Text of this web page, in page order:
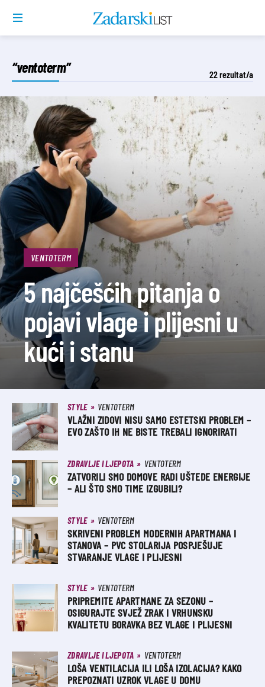
“ventoterm” 22rezultat/a
VENTOTERM
5 najčešćih pitanja o
pojavi vlage i plijesni u
kući i stanu
STYLE VENTOTERM
VLAŽNI ZIDOVI NISU SAMO ESTETSKI PROBLEM –
EVO ZAŠTO IH NE BISTE TREBALI IGNORIRATI
ZDRAVLJE I LJEPOTA VENTOTERM
ZATVORILI SMO DOMOVE RADI UŠTEDE ENERGIJE
– ALI ŠTO SMO TIME IZGUBILI?
STYLE VENTOTERM
SKRIVENI PROBLEM MODERNIH APARTMANA I
STANOVA – PVC STOLARIJA POSPJEŠUJE
STVARANJE VLAGE I PLIJESNI
STYLE VENTOTERM
PRIPREMITE APARTMANE ZA SEZONU –
OSIGURAJTE SVJEŽ ZRAK I VRHUNSKU
KVALITETU BORAVKA BEZ VLAGE I PLIJESNI
ZDRAVLJE I LJEPOTA VENTOTERM
LOŠA VENTILACIJA ILI LOŠA IZOLACIJA? KAKO
PREPOZNATI UZROK VLAGE U DOMU